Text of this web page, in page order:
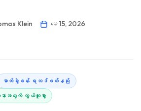
Klein
မေ 15, 2026
ဓာတ်ခွဲခန်း ရလဒ်ဖတ်နည်း
ာအတွက် လွယ်ကူစွာ